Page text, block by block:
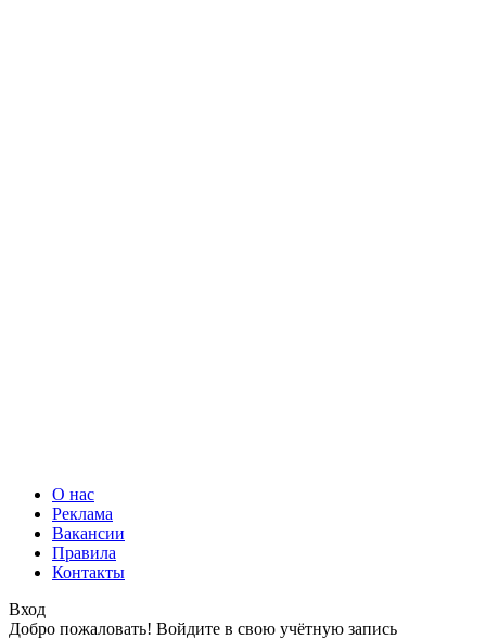
О нас
Реклама
Вакансии
Правила
Контакты
Вход
Добро пожаловать! Войдите в свою учётную запись